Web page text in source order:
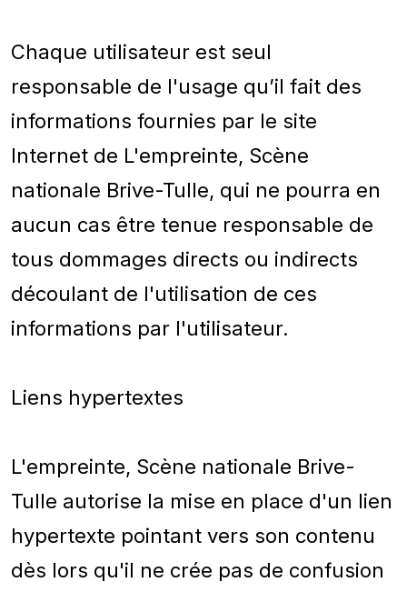
Chaque utilisateur est seul
responsable de l'usage qu’il fait des
informations fournies par le site
Internet de L'empreinte, Scène
nationale Brive-Tulle, qui ne pourra en
aucun cas être tenue responsable de
tous dommages directs ou indirects
découlant de l'utilisation de ces
informations par l'utilisateur.
Liens hypertextes
L'empreinte, Scène nationale Brive-
Tulle autorise la mise en place d'un lien
hypertexte pointant vers son contenu
dès lors qu'il ne crée pas de confusion